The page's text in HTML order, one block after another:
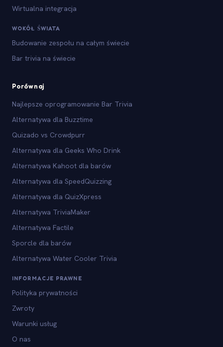
Wirtualna integracja
WOKÓŁ ŚWIATA
Budowanie zespołu na całym świecie
Bar trivia na świecie
Porównaj
Najlepsze oprogramowanie Bar Trivia
Alternatywa dla Buzztime
Quizado vs Crowdpurr
Alternatywa dla Geeks Who Drink
Alternatywa Kahoot dla barów
Alternatywa dla SpeedQuizzing
Alternatywa dla QuizXpress
Alternatywa TriviaMaker
Alternatywa Factile
Sporcle dla barów
Alternatywa Water Cooler Trivia
INFORMACJE PRAWNE
Polityka prywatności
Zwroty
Warunki usług
O nas